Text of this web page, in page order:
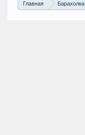
Главная Барахолка